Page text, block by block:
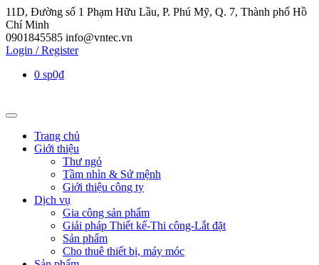
11D, Đường số 1 Phạm Hữu Lầu, P. Phú Mỹ, Q. 7, Thành phố Hồ
Chí Minh
0901845585 info@vntec.vn
Login / Register
0 sp0₫
Trang chủ
Giới thiệu
Thư ngỏ
Tầm nhìn & Sứ mệnh
Giới thiệu công ty
Dịch vụ
Gia công sản phẩm
Giải pháp Thiết kế-Thi công-Lắt đặt
Sản phẩm
Cho thuê thiết bị, máy móc